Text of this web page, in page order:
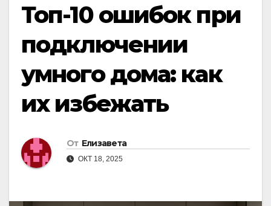
Топ-10 ошибок при
подключении
умного дома: как
их избежать
От Елизавета
ОКТ 18, 2025